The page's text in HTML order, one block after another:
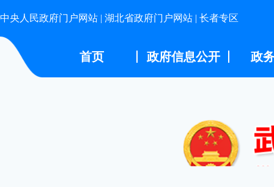
中央人民政府门户网站 | 湖北省政府门户网站 | 长者专区
首页 政府信息公开 政